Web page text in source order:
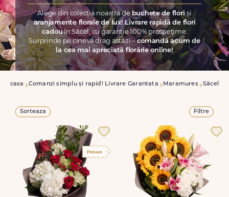
Alege din colecția noastră de buchete de floriși
aranjamente florale de lux! Livrare rapidă de flori
cadouîn Săcel, cu garanție 100% prospețime.
Surprinde pe cineva drag astăzi –comandă acum de
la cea mai apreciată florărie online!
Acasa Comanzi simplu și rapid! Livrare Garantata Maramures Săcel
Sorteaza Filtre